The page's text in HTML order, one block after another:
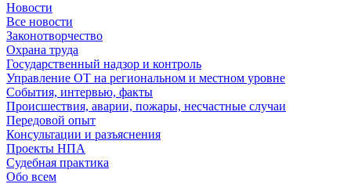
Новости
Все новости
Законотворчество
Охрана труда
Государственный надзор и контроль
Управление ОТ на региональном и местном уровне
События, интервью, факты
Происшествия, аварии, пожары, несчастные случаи
Передовой опыт
Консультации и разъяснения
Проекты НПА
Судебная практика
Обо всем